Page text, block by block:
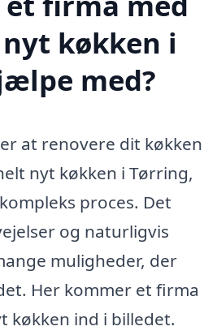
køkken i
med?
at renovere dit køkken
nyt køkken i Tørring,
proces. Det
og naturligvis
muligheder, der
Her kommer et firma
køkken ind i billedet.